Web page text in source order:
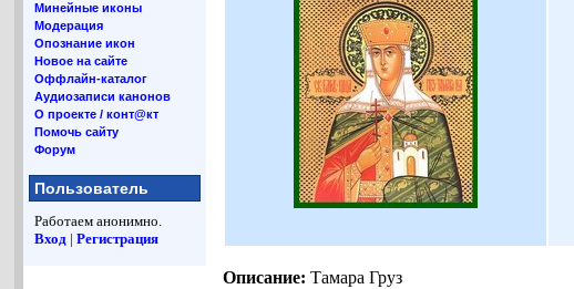
Минейные иконы
Модерация
Опознание икон
Новое на сайте
Оффлайн-каталог
Аудиозаписи канонов
О проекте / конт@кт
Помочь сайту
Форум
Пользователь
Работаем анонимно.
Вход |Регистрация
Описание: Тамара Груз